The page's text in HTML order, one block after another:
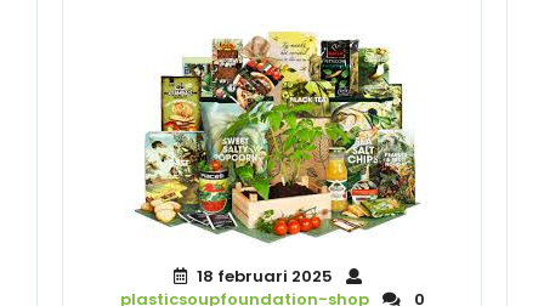
18 februari 2025
plasticsoupfoundation-shop
0